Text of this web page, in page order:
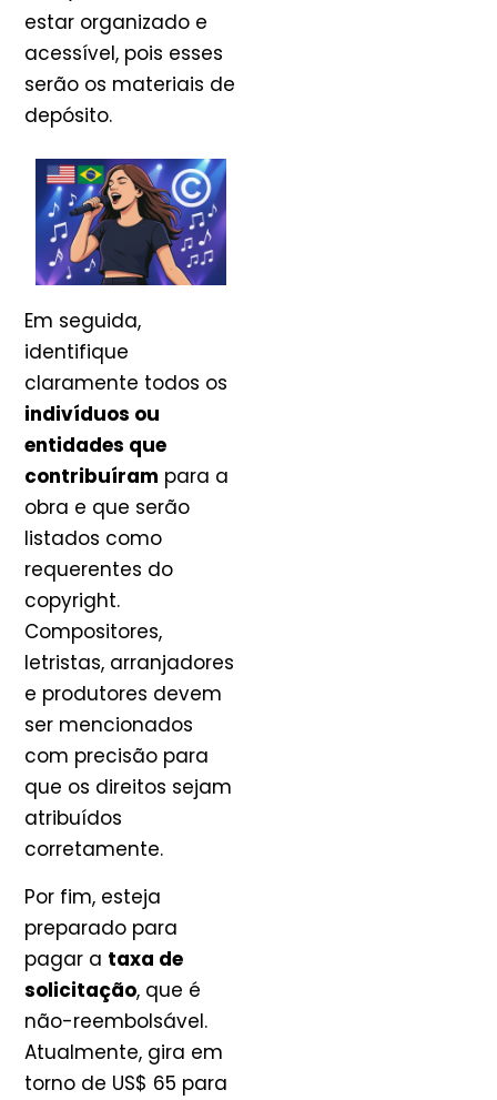
estar organizado e
acessível, pois esses
serão os materiais de
depósito.
Em seguida,
identifique
claramente todos os
indivíduos ou
entidades que
contribuíram para a
obra e que serão
listados como
requerentes do
copyright.
Compositores,
letristas, arranjadores
e produtores devem
ser mencionados
com precisão para
que os direitos sejam
atribuídos
corretamente.
Por fim, esteja
preparado para
pagar a taxa de
solicitação, que é
não-reembolsável.
Atualmente, gira em
torno de US$ 65 para